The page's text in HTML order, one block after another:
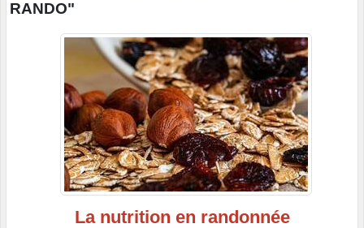
RANDO"
La nutrition en randonnée